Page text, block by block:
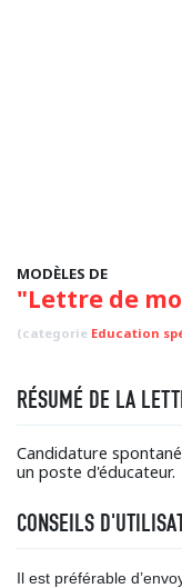
MODÈLES DE
"Lettre de
(categorie Education
RÉSUMÉ DE LA
Candidature
un poste d'éducateur.
CONSEILS
Il est préférable